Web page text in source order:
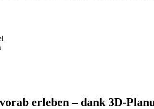
erleben – dank 3D-